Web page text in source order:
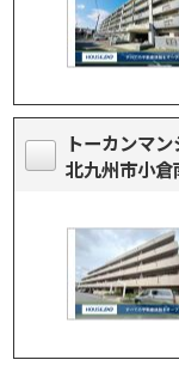
トーカンマ
北九州市小